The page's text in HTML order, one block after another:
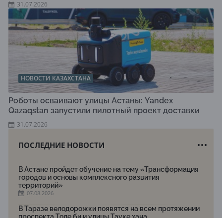
31.07.2026
НОВОСТИ КАЗАХСТАНА
Роботы осваивают улицы Астаны: Yandex
Qazaqstan запустили пилотный проект доставки
31.07.2026
ПОСЛЕДНИЕ НОВОСТИ
В Астане пройдет обучение на тему «Трансформация
городов и основы комплексного развития
территорий»
07.08.2026
В Таразе велодорожки появятся на всем протяжении